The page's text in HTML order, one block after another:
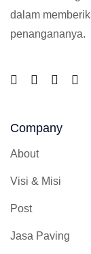
dalam
penangananya.
Company
About
Visi & Misi
Post
Jasa Paving